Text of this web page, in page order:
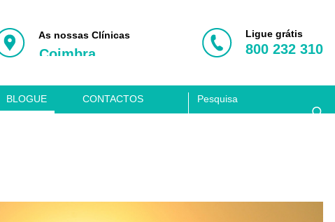
As nossas Clínicas
Aveiro
Coimbra
Clínica Acusis
Porto
Ligue grátis
800 232 310
BLOGUE CONTACTOS